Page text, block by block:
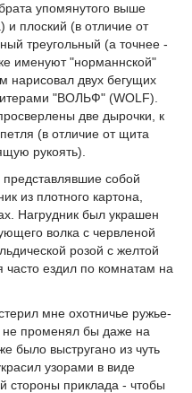
упомянутого выше
плоский (в отличие от
треугольный (а точнее -
именуют "норманнской"
нарисовал двух бегущих
"ВОЛЬФ" (WOLF).
две дырочки, к
(в отличие от щита
рукоять).
собой
из плотного картона,
Нагрудник был украшен
волка с червленой
розой с желтой
часто ездил по комнатам на
мне охотничье ружье-
не променял бы даже на
было выстругано из чуть
узорами в виде
стороны приклада - чтобы